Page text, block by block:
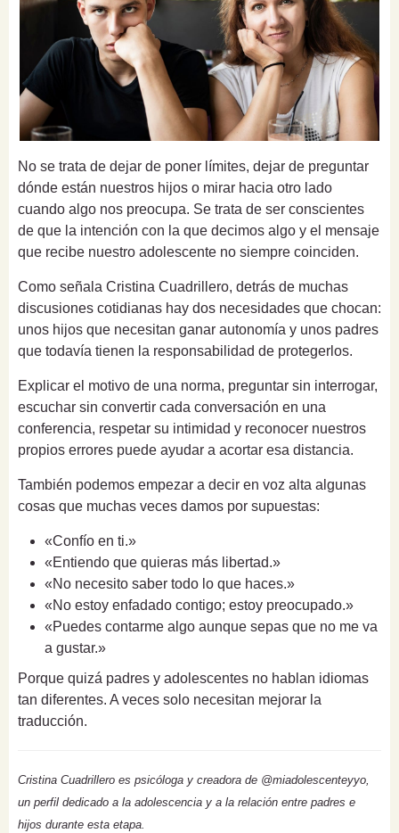
No se trata de dejar de poner límites, dejar de preguntar
dónde están nuestros hijos o mirar hacia otro lado
cuando algo nos preocupa. Se trata de ser conscientes
de que la intención con la que decimos algo y el mensaje
que recibe nuestro adolescente no siempre coinciden.
Como señala Cristina Cuadrillero, detrás de muchas
discusiones cotidianas hay dos necesidades que chocan:
unos hijos que necesitan ganar autonomía y unos padres
que todavía tienen la responsabilidad de protegerlos.
Explicar el motivo de una norma, preguntar sin interrogar,
escuchar sin convertir cada conversación en una
conferencia, respetar su intimidad y reconocer nuestros
propios errores puede ayudar a acortar esa distancia.
También podemos empezar a decir en voz alta algunas
cosas que muchas veces damos por supuestas:
«Confío en ti.»
«Entiendo que quieras más libertad.»
«No necesito saber todo lo que haces.»
«No estoy enfadado contigo; estoy preocupado.»
«Puedes contarme algo aunque sepas que no me va
a gustar.»
Porque quizá padres y adolescentes no hablan idiomas
tan diferentes. A veces solo necesitan mejorar la
traducción.
Cristina Cuadrillero es psicóloga y creadora de @miadolescenteyyo,
un perfil dedicado a la adolescencia y a la relación entre padres e
hijos durante esta etapa.